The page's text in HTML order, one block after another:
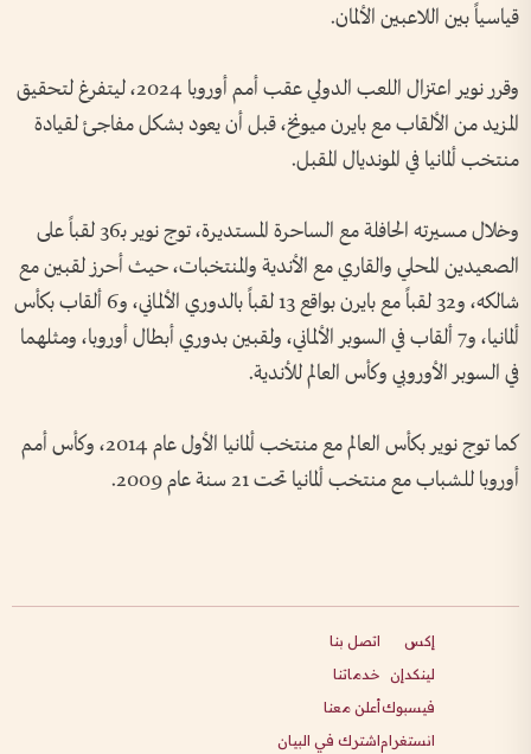
قياسياً بين اللاعبين الألمان.
وقرر نوير اعتزال اللعب الدولي عقب أمم أوروبا 2024، ليتفرغ لتحقيق
المزيد من الألقاب مع بايرن ميونخ، قبل أن يعود بشكل مفاجئ لقيادة
منتخب ألمانيا في المونديال المقبل.
وخلال مسيرته الحافلة مع الساحرة المستديرة، توج نوير بـ36 لقباً على
الصعيدين المحلي والقاري مع الأندية والمنتخبات، حيث أحرز لقبين مع
شالكه، و32 لقباً مع بايرن بواقع 13 لقباً بالدوري الألماني، و6 ألقاب بكأس
ألمانيا، و7 ألقاب في السوبر الألماني، ولقبين بدوري أبطال أوروبا، ومثلهما
في السوبر الأوروبي وكأس العالم للأندية.
كما توج نوير بكأس العالم مع منتخب ألمانيا الأول عام 2014، وكأس أمم
أوروبا للشباب مع منتخب ألمانيا تحت 21 سنة عام 2009.
إكس
لينكدإن
فيسبوك
انستغرام
اتصل بنا
خدماتنا
أعلن معنا
اشترك في البيان